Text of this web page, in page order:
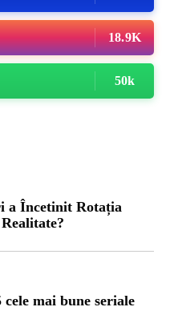
18.9K
50k
a Încetinit Rotația
mai bune seriale